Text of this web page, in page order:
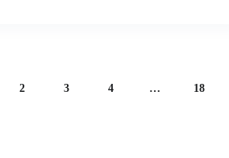
2 3 4 … 18